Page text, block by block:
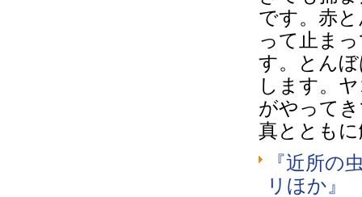
です。赤
って止ま
す。とん
します。
がやって
真ととも
『近所
リほか』